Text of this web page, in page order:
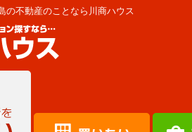
の不動産のことなら川商ハウス